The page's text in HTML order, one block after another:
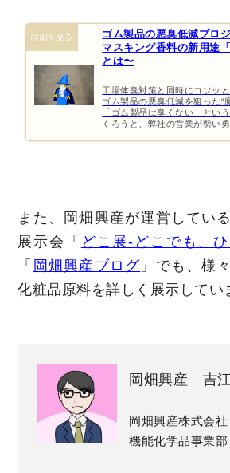
ゴム製品の悪臭低減プロ
マスキング香料の新用途
とは〜
工場体臭対策と同時にコソッ
ゴム製品の悪臭低減を狙った“
「ゴム製品は臭くない」とい
くろうと、弊社の営業が勢い
また、岡畑興産が運営してい
展示会「 どこ展-どこでも、
「 岡畑興産ブログ 」でも、様
化粧品原料を詳しく展示してい
岡畑興産 吉江
岡畑興産株式会社
機能化学品事業部